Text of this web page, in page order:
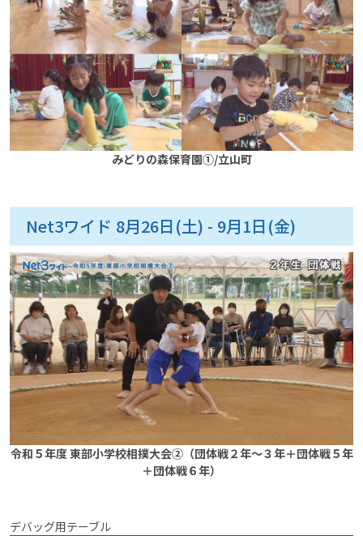
みどりの森保育園①/立山町
Net3ワイド 8月26日(土) - 9月1日(金)
令和５年度 東部小学校相撲大会②（団体戦２年～３年＋団体戦５年
＋団体戦６年）
デバッグ用テーブル